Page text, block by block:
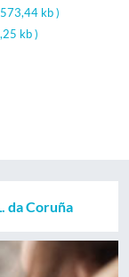
kb )
kb )
da Coruña